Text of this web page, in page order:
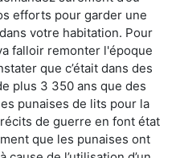
efforts pour garder une
votre habitation. Pour
falloir remonter l'époque
que c’était dans des
plus 3 350 ans que des
punaises de lits pour la
de guerre en font état
que les punaises ont